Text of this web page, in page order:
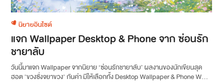
นิยายอินไซด์
แจก Wallpaper Desktop & Phone จาก ซ่อนรัก
ชายาลับ
วันนี้มาแจก Wallpaper จากนิยาย ‘ซ่อนรักชายาลับ’ ผลงานของนักเขียนสุด
ฮอต 'ขวงซั่งจยาขวง' กันค่า มีให้เลือกทั้ง Desktop Wallpaper & Phone W...